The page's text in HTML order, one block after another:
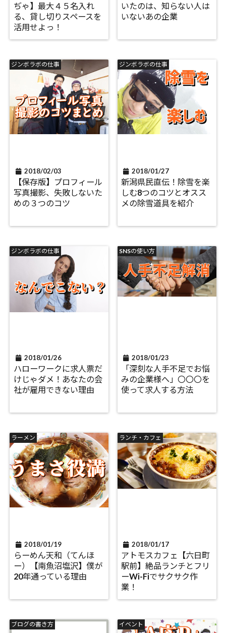
ぢゃ】最大４５名入れ
る、貸し切りスペースを
活用せよっ！
いたのは、知らない人は
いないあの企業
ジンボラボの仕事
2018/02/03
【保存版】プロフィール
写真撮影、失敗しないた
めの３つのコツ
ジンボラボの仕事
2018/01/27
新潟県民直伝！除雪を楽
しむ8つのコツとオスス
メの除雪道具を紹介
ジンボラボの仕事
2018/01/26
ハローワークに求人票だ
けじゃダメ！あなたの会
社が雇用できない理由
SNSの使い方
2018/01/23
「深刻な人手不足でお悩
みの企業様へ」〇〇〇を
使って求人する方法
ラーメン
2018/01/19
らーめん天和（てんほ
ー）【南魚沼塩沢】僕が
20年通っている理由
ランチ・カフェ
2018/01/17
アトモスカフェ【六日町
駅前】絶品ランチとフリ
ーWi-Fiでサクサク作
業！
ブログの書き方 イベント